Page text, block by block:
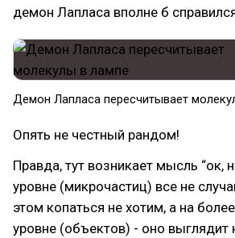
демон Лапласа вполне б
Демон Лапласа пересчитывает
Опять не честный рандом!
Правда, тут возникает мысль “ок,
уровне (микрочастиц) все не
этом копаться не хотим, а на
уровне (объектов) - оно выглядит